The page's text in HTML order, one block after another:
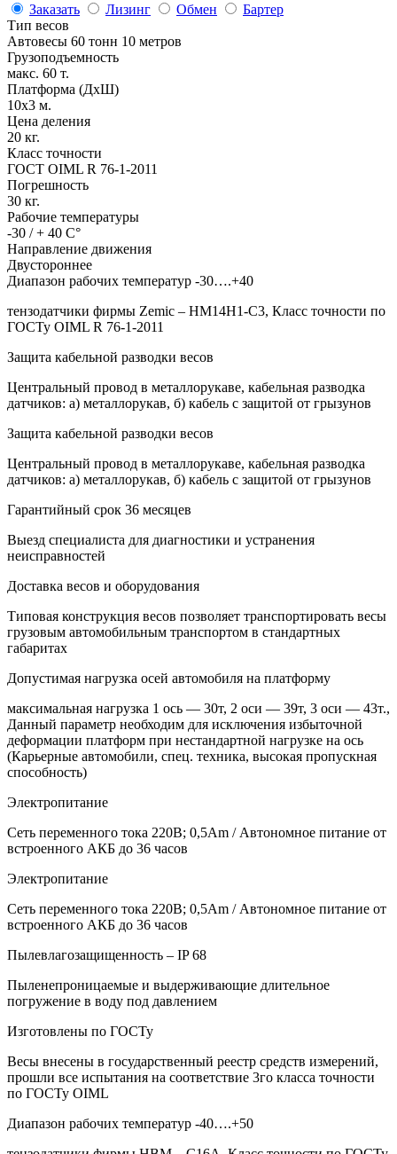
Заказать
Лизинг Обмен
Бартер
Тип весов
Автовесы 60 тонн 10 метров
Грузоподъемность
макс. 60 т.
Платформа (ДхШ)
10х3 м.
Цена деления
20 кг.
Класс точности
ГОСТ OIML R 76-1-2011
Погрешность
30 кг.
Рабочие температуры
-30 / + 40 С°
Направление движения
Двустороннее
Диапазон рабочих температур -30….+40
тензодатчики фирмы Zemic – HM14H1-C3, Класс точности по
ГОСТу OIML R 76-1-2011
Защита кабельной разводки весов
Центральный провод в металлорукаве, кабельная разводка
датчиков: а) металлорукав, б) кабель с защитой от грызунов
Защита кабельной разводки весов
Центральный провод в металлорукаве, кабельная разводка
датчиков: а) металлорукав, б) кабель с защитой от грызунов
Гарантийный срок 36 месяцев
Выезд специалиста для диагностики и устранения
неисправностей
Доставка весов и оборудования
Типовая конструкция весов позволяет транспортировать весы
грузовым автомобильным транспортом в стандартных
габаритах
Допустимая нагрузка осей автомобиля на платформу
максимальная нагрузка 1 ось — 30т, 2 оси — 39т, 3 оси — 43т.,
Данный параметр необходим для исключения избыточной
деформации платформ при нестандартной нагрузке на ось
(Карьерные автомобили, спец. техника, высокая пропускная
способность)
Электропитание
Сеть переменного тока 220В; 0,5Аm / Автономное питание от
встроенного АКБ до 36 часов
Электропитание
Сеть переменного тока 220В; 0,5Аm / Автономное питание от
встроенного АКБ до 36 часов
Пылевлагозащищенность – IP 68
Пыленепроницаемые и выдерживающие длительное
погружение в воду под давлением
Изготовлены по ГОСТу
Весы внесены в государственный реестр средств измерений,
прошли все испытания на соответствие 3го класса точности
по ГОСТу OIML
Диапазон рабочих температур -40….+50